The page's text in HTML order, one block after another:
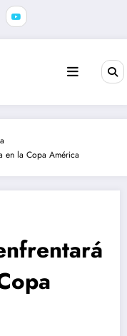
en la Copa América